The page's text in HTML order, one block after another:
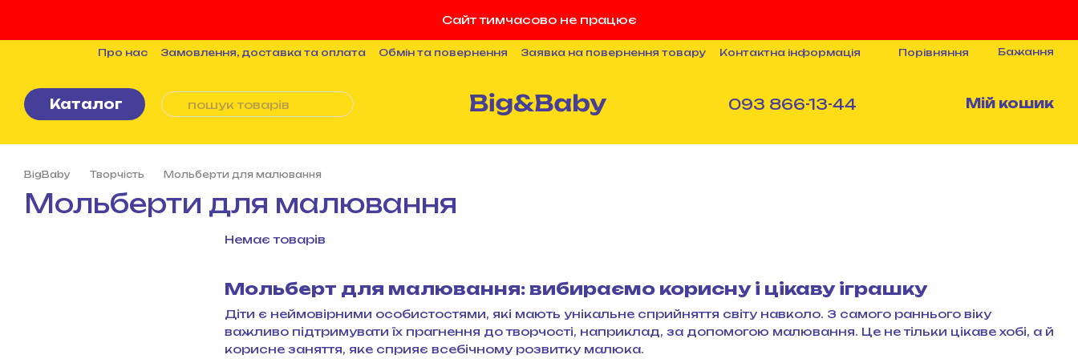
Сайт тимчасово не працює
Про нас Замовлення, доставка та оплата Обмін та повернення Заявка на повернення товару
Контактна інформація
Порівняння Бажання
Каталог 093 866-13-44 Мій кошик
BigBaby Творчість Мольберти для малювання
Мольберти для малювання
Мольберт для малювання: вибираємо корисну і цікаву іграшку
Діти є неймовірними особистостями, які мають унікальне сприйняття світу навколо. З самого раннього віку
важливо підтримувати їх прагнення до творчості, наприклад, за допомогою малювання. Це не тільки цікаве хобі, а й
корисне заняття, яке сприяє всебічному розвитку малюка.
Немає товарів